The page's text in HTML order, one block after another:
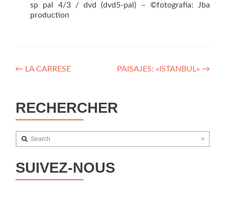
sp pal 4/3 / dvd (dvd5-pal) – ©fotografía: Jba
production
Navegación
entradas
← LA CARRESE PAISAJES: «ISTANBUL» →
RECHERCHER
Search
SUIVEZ-NOUS